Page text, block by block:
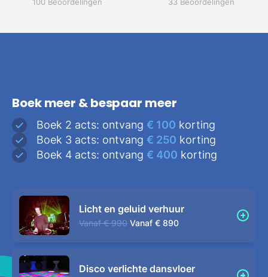
Boek meer & bespaar meer
Boek 2 acts: ontvang € 100 korting
Boek 3 acts: ontvang € 250 korting
Boek 4 acts: ontvang € 400 korting
Licht en geluid verhuur
Vanaf € 990 Vanaf € 890
Disco verlichte dansvloer